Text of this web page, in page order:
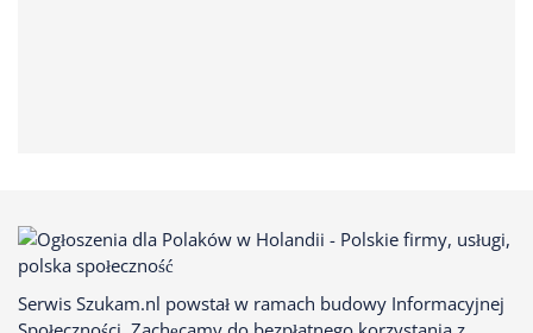
Serwis Szukam.nl powstał w ramach budowy Informacyjnej